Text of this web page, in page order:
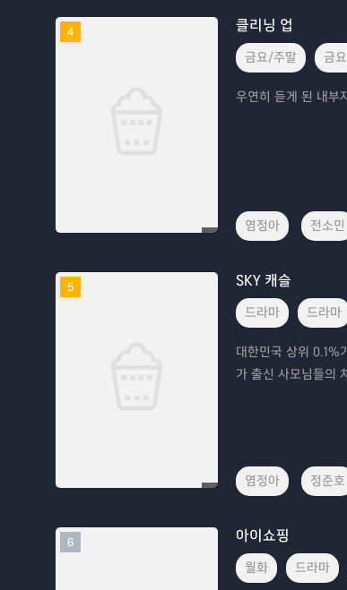
4 클리닝 업
금요/주말 금
우연히 듣게 된 내부
염정아 전소민
5 SKY 캐슬
드라마 드라마
대한민국 상위 0.1%
가 출신 사모님들의
염정아 정준호
6 아이쇼핑
월화 드라마